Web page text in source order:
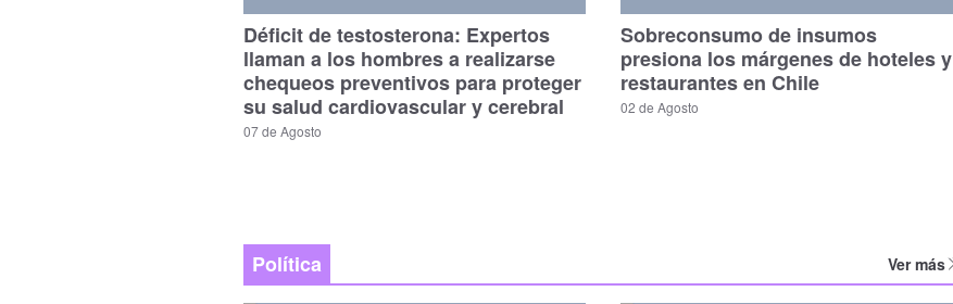
Déficit de testosterona: Expertos
llaman a los hombres a realizarse
chequeos preventivos para proteger
su salud cardiovascular y cerebral
07 de Agosto
Sobreconsumo de insumos
presiona los márgenes de hoteles y
restaurantes en Chile
02 de Agosto
Política Ver más